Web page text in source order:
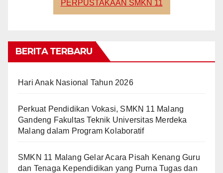
PERPUSTAKAAN SMKN 11
BERITA TERBARU
Hari Anak Nasional Tahun 2026
Perkuat Pendidikan Vokasi, SMKN 11 Malang
Gandeng Fakultas Teknik Universitas Merdeka
Malang dalam Program Kolaboratif
SMKN 11 Malang Gelar Acara Pisah Kenang Guru
dan Tenaga Kependidikan yang Purna Tugas dan